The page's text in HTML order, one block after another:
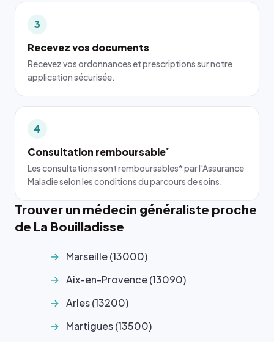
3
Recevez vos documents
Recevez vos ordonnances et prescriptions sur notre
application sécurisée.
4
Consultation remboursable*
Les consultations sont remboursables* par l'Assurance
Maladie selon les conditions du parcours de soins.
Trouver un médecin généraliste proche
de La Bouilladisse
Marseille (13000)
Aix-en-Provence (13090)
Arles (13200)
Martigues (13500)